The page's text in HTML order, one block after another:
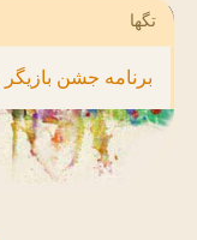
تگها
برنامه جشن بازیگر